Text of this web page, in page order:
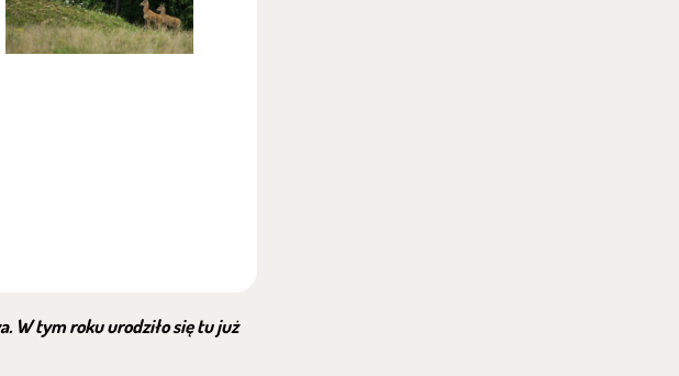
W tym roku urodziło się tu już